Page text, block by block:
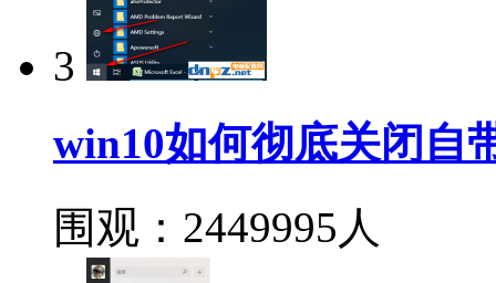
3
win10如何彻底关闭自
围观：2449995人